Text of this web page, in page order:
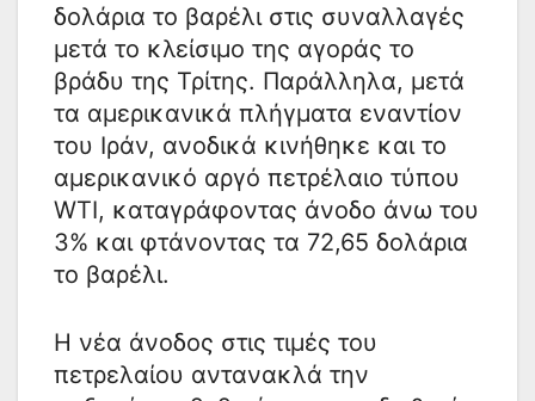
δολάρια το βαρέλι στις συναλλαγές
μετά το κλείσιμο της αγοράς το
βράδυ της Τρίτης. Παράλληλα, μετά
τα αμερικανικά πλήγματα εναντίον
του Ιράν, ανοδικά κινήθηκε και το
αμερικανικό αργό πετρέλαιο τύπου
WTI, καταγράφοντας άνοδο άνω του
3% και φτάνοντας τα 72,65 δολάρια
το βαρέλι.
Η νέα άνοδος στις τιμές του
πετρελαίου αντανακλά την